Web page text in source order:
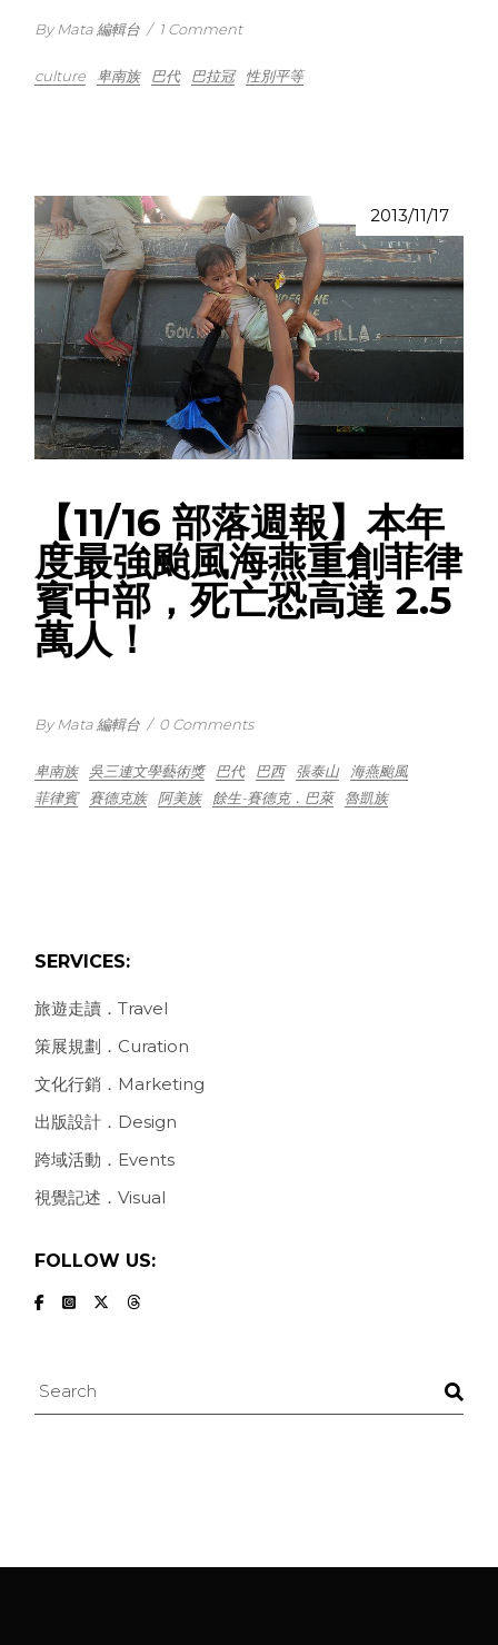
By Mata 編輯台 / 1 Comment
culture 卑南族 巴代 巴拉冠 性別平等
2013/11/17
【11/16 部落週報】本年
度最強颱風海燕重創菲律
賓中部，死亡恐高達 2.5
萬人！
By Mata 編輯台 / 0 Comments
卑南族 吳三連文學藝術獎 巴代 巴西 張泰山
海燕颱風
菲律賓
賽德克族 阿美族 餘生-賽德克．巴萊 魯凱族
SERVICES:
旅遊走讀．Travel
策展規劃．Curation
文化行銷．Marketing
出版設計．Design
跨域活動．Events
視覺記述．Visual
FOLLOW US:
Search